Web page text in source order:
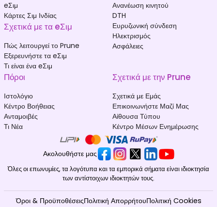
eΣιμ
Κάρτες Σιμ Ινδίας
Σχετικά με τα eΣιμ
Πώς λειτουργεί το Prune
Εξερευνήστε τα eΣιμ
Τι είναι ένα eΣιμ
Ανανέωση κινητού
DTH
Ευρυζωνική σύνδεση
Ηλεκτρισμός
Ασφάλειες
Πόροι
Ιστολόγιο
Κέντρο Βοήθειας
Ανταμοιβές
Τι Νέα
Σχετικά με την Prune
Σχετικά με Εμάς
Επικοινωνήστε Μαζί Μας
Αίθουσα Τύπου
Κέντρο Μέσων Ενημέρωσης
Ακολουθήστε μας
Όλες οι επωνυμίες, τα λογότυπα και τα εμπορικά σήματα είναι ιδιοκτησία
των αντίστοιχων ιδιοκτητών τους.
Όροι & ΠροϋποθέσειςΠολιτική ΑπορρήτουΠολιτική Cookies